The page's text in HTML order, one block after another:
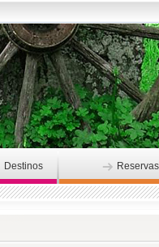
Destinos Reservas